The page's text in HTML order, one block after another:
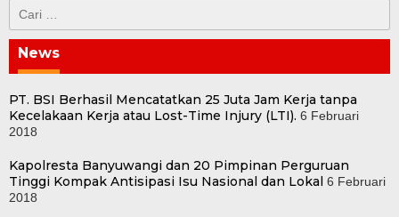
untuk:
News
PT. BSI Berhasil Mencatatkan 25 Juta Jam Kerja tanpa
Kecelakaan Kerja atau Lost-Time Injury (LTI). 6 Februari
2018
Kapolresta Banyuwangi dan 20 Pimpinan Perguruan
Tinggi Kompak Antisipasi Isu Nasional dan Lokal 6 Februari
2018